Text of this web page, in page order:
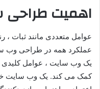
اهمیت طراحی
عوامل متعددی مانند ثبات ،
عملکرد همه در طراحی وب
یک وب سایت ، عوامل کلیدی
کمک می کند. یک وب سایت